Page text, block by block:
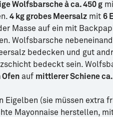
Wolfsbarsche à ca. 450 g
4 kg grobes Meersalz mit 6
Masse auf ein mit
Wolfsbarsche
bedecken und gut
bedeckt sein.
Ofen auf mittlerer Schiene
Eigelben (sie müssen extra
Mayonnaise herstellen,